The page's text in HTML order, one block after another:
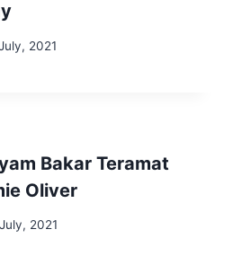
2021
Bakar Teramat
Oliver
2021